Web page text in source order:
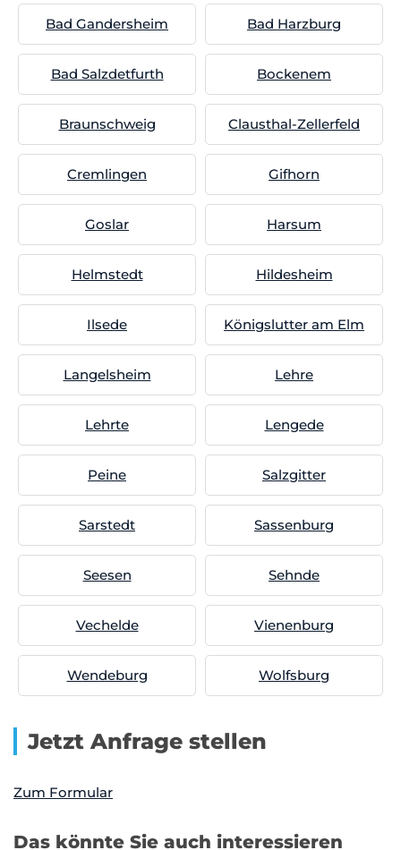
Bad Gandersheim Bad Harzburg
Bad Salzdetfurth Bockenem
Braunschweig Clausthal-Zellerfeld
Cremlingen Gifhorn
Goslar Harsum
Helmstedt Hildesheim
Ilsede Königslutter am Elm
Langelsheim Lehre
Lehrte Lengede
Peine Salzgitter
Sarstedt Sassenburg
Seesen Sehnde
Vechelde Vienenburg
Wendeburg Wolfsburg
Jetzt Anfrage stellen
Zum Formular
Das könnte Sie auch interessieren